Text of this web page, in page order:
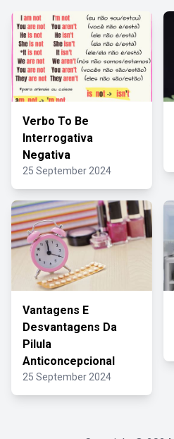
Verbo To Be
Interrogativa
Negativa
25 September 2024
Vantagens E
Desvantagens Da
Pilula
Anticoncepcional
25 September 2024